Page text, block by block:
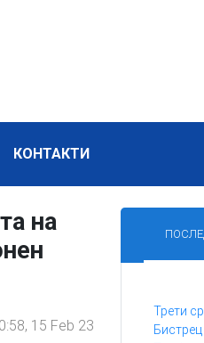
КОНТАКТИ
на
15 Feb 23
Трети